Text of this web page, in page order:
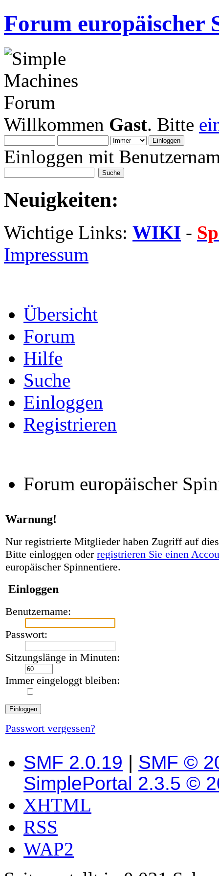
Forum europäischer
Willkommen Gast. Bitte
Einloggen mit
Neuigkeiten:
Wichtige Links: WIKI -
Impressum
Übersicht
Forum
Hilfe
Suche
Einloggen
Registrieren
Forum europäischer
Warnung!
Nur registrierte Mitglieder haben Zugriff auf
Bitte einloggen oder registrieren Sie einen
europäischer Spinnentiere.
Einloggen
Benutzername:
Passwort:
Sitzungslänge in Minuten:
Immer eingeloggt bleiben:
Passwort vergessen?
SMF 2.0.19 | SMF ©
SimplePortal 2.3.5 ©
XHTML
RSS
WAP2